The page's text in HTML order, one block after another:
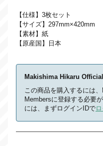
【仕様】3枚セット
【サイズ】297mm×420mm
【素材】紙
【原産国】日本
Makishima Hikaru
この商品を購入するには
Membersに登録する必要
には、まずログインIDで